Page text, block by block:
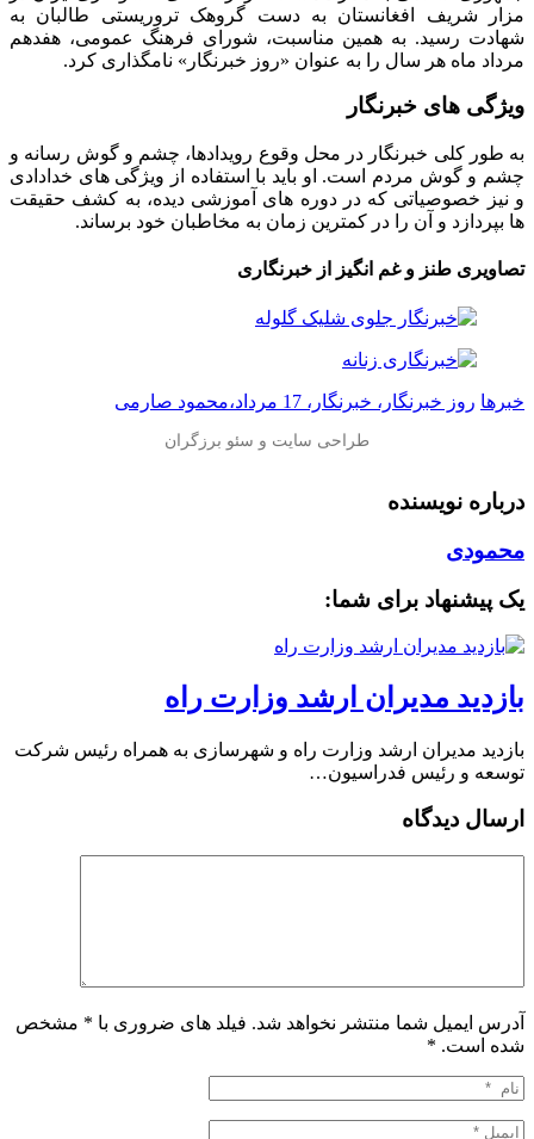
مزار شریف افغانستان به دست گروهک تروریستی طالبان به
شهادت رسید. به همین مناسبت، شورای فرهنگ عمومی، هفدهم
مرداد ماه هر سال را به عنوان «روز خبرنگار» نامگذاری کرد.
ویژگی های خبرنگار
به طور کلی خبرنگار در محل وقوع رویدادها، چشم و گوش رسانه و
چشم و گوش مردم است. او باید با استفاده از ویژگی های خدادادی
و نیز خصوصیاتی که در دوره های آموزشی دیده، به کشف حقیقت
ها بپردازد و آن را در کمترین زمان به مخاطبان خود برساند.
تصاویری طنز و غم انگیز از خبرنگاری
خبرها روز خبرنگار، خبرنگار، 17 مرداد،محمود صارمی
درباره نویسنده
محمودی
یک پیشنهاد برای شما:
بازدید مدیران ارشد وزارت راه
بازدید مدیران ارشد وزارت راه و شهرسازی به همراه رئیس شرکت
توسعه و رئیس فدراسیون…
ارسال دیدگاه
آدرس ایمیل شما منتشر نخواهد شد. فیلد های ضروری با * مشخص
شده است. *